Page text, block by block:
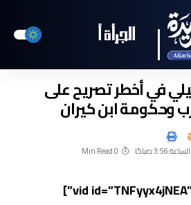
في أخطر تصريح على
وحكومة ابن كيران
0 Min Read